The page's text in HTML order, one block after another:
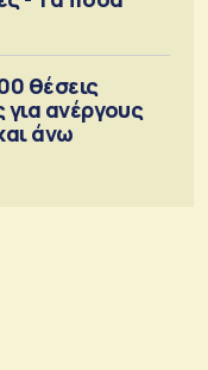
θέσεις
για ανέργους
άνω